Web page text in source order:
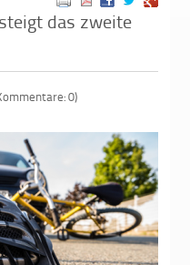
das zweite
0)